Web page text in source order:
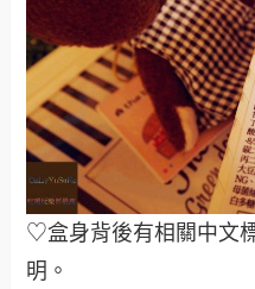
♡盒身背後有相關中文
明。